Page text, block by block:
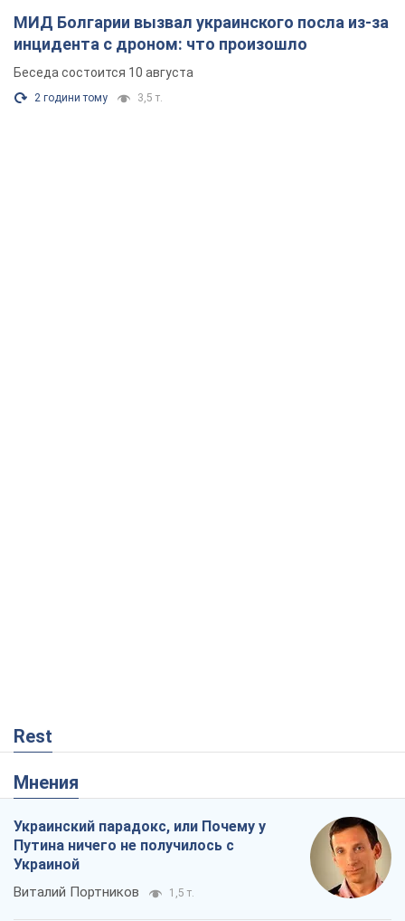
МИД Болгарии вызвал украинского посла из-за
инцидента с дроном: что произошло
Беседа состоится 10 августа
2 години тому 3,5 т.
Rest
Мнения
Украинский парадокс, или Почему у
Путина ничего не получилось с
Украиной
Виталий Портников 1,5 т.